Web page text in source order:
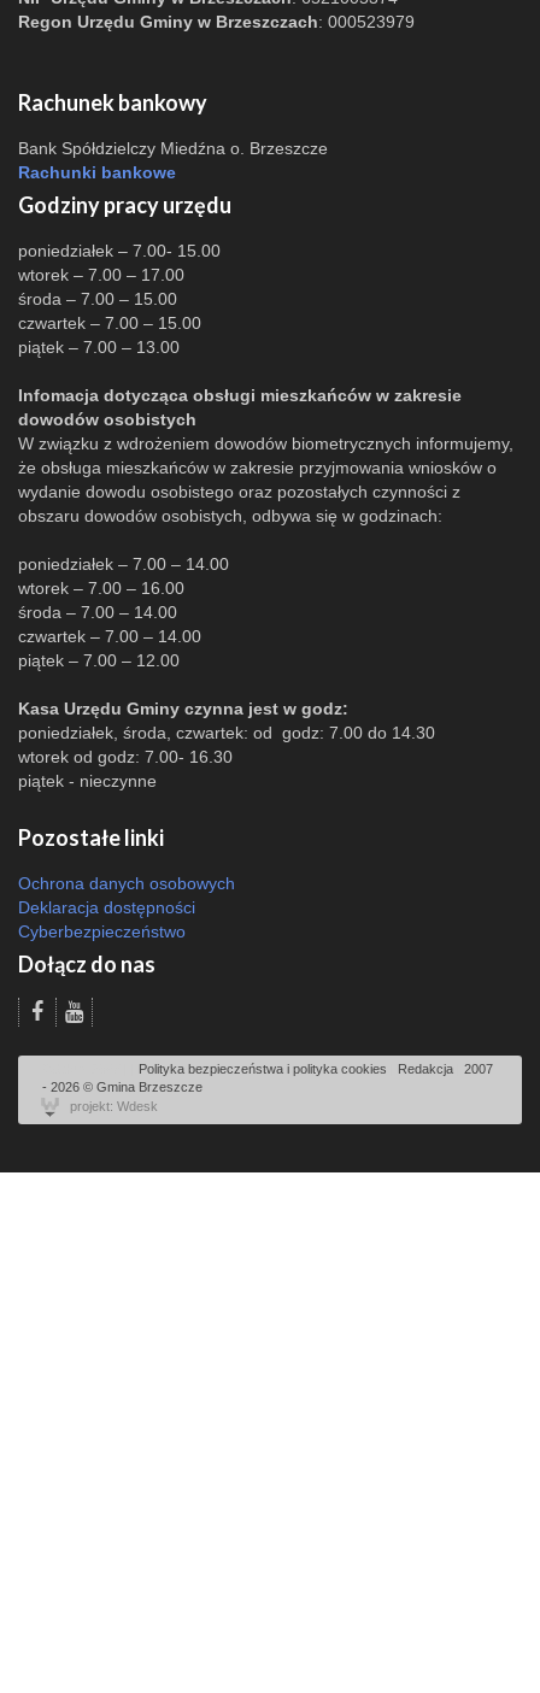
Regon Urzędu Gminy w Brzeszczach: 000523979
Rachunek bankowy
Bank Spółdzielczy Miedźna o. Brzeszcze
Rachunki bankowe
Godziny pracy urzędu
poniedziałek – 7.00- 15.00
wtorek – 7.00 – 17.00
środa – 7.00 – 15.00
czwartek – 7.00 – 15.00
piątek – 7.00 – 13.00
Infomacja dotycząca obsługi mieszkańców w zakresie
dowodów osobistych
W związku z wdrożeniem dowodów biometrycznych informujemy,
że obsługa mieszkańców w zakresie przyjmowania wniosków o
wydanie dowodu osobistego oraz pozostałych czynności z
obszaru dowodów osobistych, odbywa się w godzinach:
poniedziałek – 7.00 – 14.00
wtorek – 7.00 – 16.00
środa – 7.00 – 14.00
czwartek – 7.00 – 14.00
piątek – 7.00 – 12.00
Kasa Urzędu Gminy czynna jest w godz:
poniedziałek, środa, czwartek: od godz: 7.00 do 14.30
wtorek od godz: 7.00- 16.30
piątek - nieczynne
Pozostałe linki
Ochrona danych osobowych
Deklaracja dostępności
Cyberbezpieczeństwo
Dołącz do nas
Polityka bezpieczeństwa i polityka cookies Redakcja
2007
- 2026 © Gmina Brzeszcze
projekt: Wdesk